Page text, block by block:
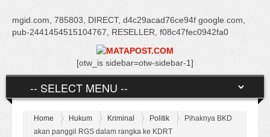
mgid.com, 785803, DIRECT, d4c29acad76ce94f google.com,
pub-2441454515104767, RESELLER, f08c47fec0942fa0
[otw_is sidebar=otw-sidebar-1]
Home Hukum Kriminal Politik
Pihaknya BKD
akan panggil RGS dalam rangka ke KDRT